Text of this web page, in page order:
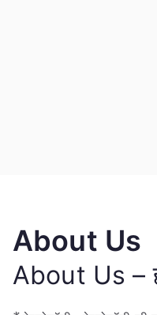
About Us
About Us –